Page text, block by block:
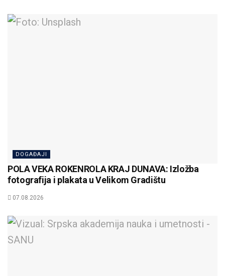
DOGAĐAJI
POLA VEKA ROKENROLA KRAJ DUNAVA: Izložba
fotografija i plakata u Velikom Gradištu
07.08.2026